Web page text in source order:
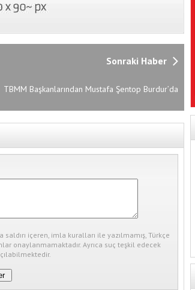
Sonraki Haber
TBMM Başkanlarından Mustafa Şentop Burdur’da
içeren, imla kuralları ile yazılmamış, Türkçe
onaylanmamaktadır. Ayrıca suç teşkil edecek